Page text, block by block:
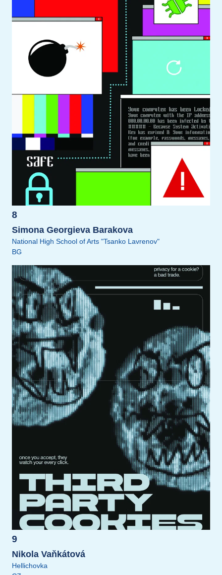
8
Simona Georgieva Barakova
National High School of Arts "Tsanko Lavrenov"
BG
9
Nikola Vaňkátová
Hellichovka